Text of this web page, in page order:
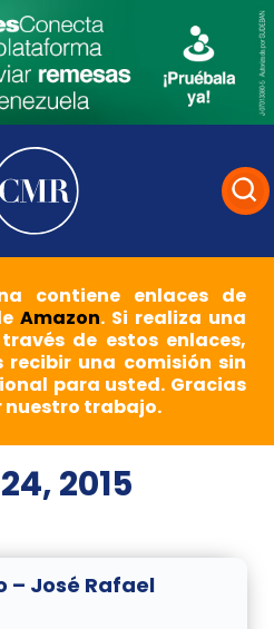
contiene enlaces de
Amazon. Si realiza una
de estos enlaces,
recibir una comisión sin
para usted. Gracias
nuestro trabajo.
2015
– José Rafael